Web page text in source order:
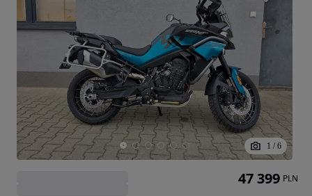
1 / 6
47 399 PLN